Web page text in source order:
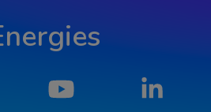
YouTube LinkedIn